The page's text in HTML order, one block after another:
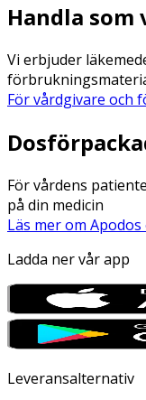
Handla
Vi erbjuder
För vårdgivare och
För vårdens
på din medicin
Läs mer om
Ladda ner vår app
Leveransalternativ